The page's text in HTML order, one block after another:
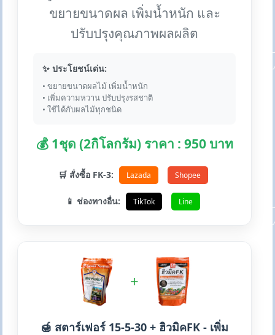
ขยายขนาดผล เพิ่มน้ำหนัก และ
ปรับปรุงคุณภาพผลผลิต
✨ ประโยชน์เด่น:
• ขยายขนาดผลไม้ เพิ่มน้ำหนัก
• เพิ่มความหวาน ปรับปรุงรสชาติ
• ใช้ได้กับผลไม้ทุกชนิด
💰 1ชุด (2กิโลกรัม) ราคา : 950 บาท
🛒 สั่งซื้อ FK-3: Lazada Shopee
📱 ช่องทางอื่น: TikTok Line
+
🍯 สตาร์เฟอร์ 15-5-30 + ฮิวมิคFK - เพิ่ม